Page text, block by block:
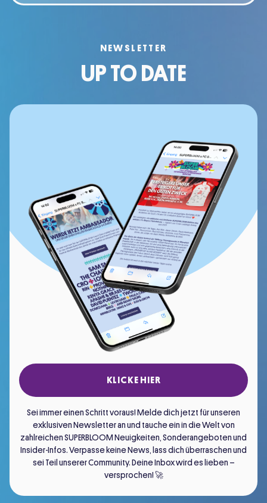
NEWSLETTER
UP TO DATE
KLICKE HIER
Sei immer einen Schritt voraus! Melde dich jetzt für unseren
exklusiven Newsletter an und tauche ein in die Welt von
zahlreichen SUPERBLOOM Neuigkeiten, Sonderangeboten und
Insider-Infos. Verpasse keine News, lass dich überraschen und
sei Teil unserer Community. Deine Inbox wird es lieben –
versprochen! 🚀